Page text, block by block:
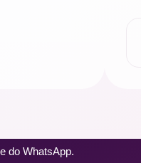
do WhatsApp.